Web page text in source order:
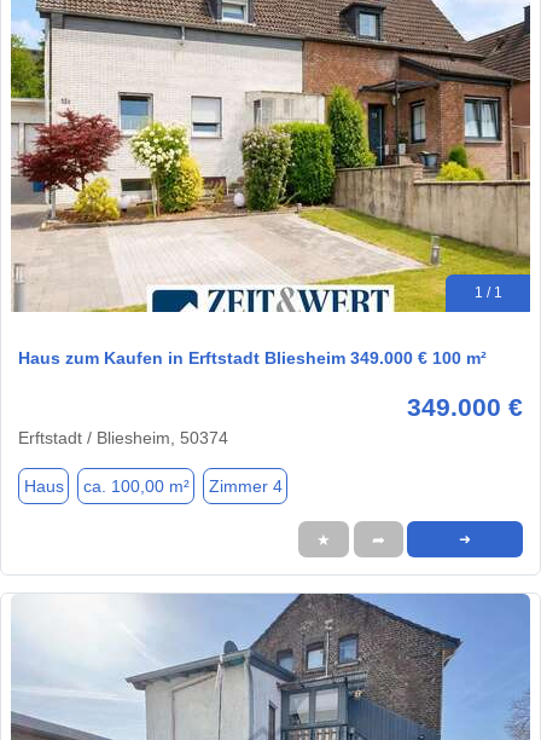
1 / 1
Haus zum Kaufen in Erftstadt Bliesheim 349.000 € 100 m²
349.000 €
Erftstadt / Bliesheim, 50374
Haus ca. 100,00 m² Zimmer 4
★ ➦ ➜